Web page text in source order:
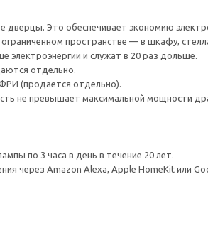
Это обеспечивает экономию
пространстве — в шкафу,
электроэнергии и служат в 20 раз дольше.
отдельно.
(продается отдельно).
не превышает максимальной мощности
по 3 часа в день в течение 20 лет.
через Amazon Alexa, Apple HomeKit или